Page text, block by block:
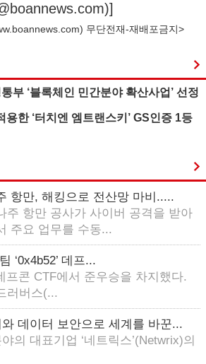
)]
) 무단전재-재배포금지>
부 ‘블록체인 민간분야 확산사업’ 선정
용한 ‘터치엔 엠트랜스키’ GS인증 1등
항만, 해킹으로 전산망 마비.....
주 항만 공사가 사이버 공격을 받아
주요 업무를 수동...
‘0x4b52’ 데프...
프콘 CTF에서 준우승을 차지했다.
러버스(...
데이터 보안으로 세계를 바꾼...
의 대표기업 ‘네트릭스’(Netwrix)의